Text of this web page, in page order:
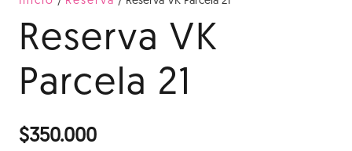
Reserva VK
Parcela 21
$350.000